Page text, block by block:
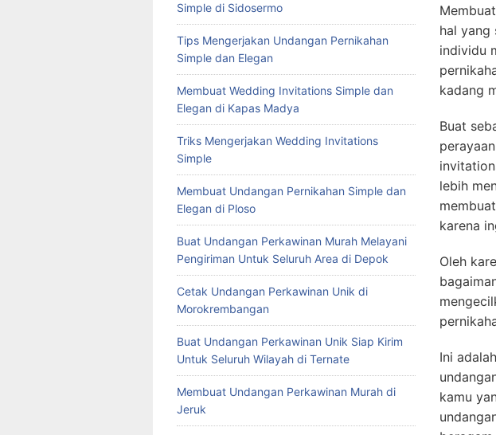
hal yang
individu
kadang
Buat
lebih
karena
Oleh
Ini
kamu
Simple di Sidosermo
Tips Mengerjakan Undangan Pernikahan
Simple dan Elegan
Membuat Wedding Invitations Simple dan
Elegan di Kapas Madya
Triks Mengerjakan Wedding Invitations
Simple
Membuat Undangan Pernikahan Simple dan
Elegan di Ploso
Buat Undangan Perkawinan Murah Melayani
Pengiriman Untuk Seluruh Area di Depok
Cetak Undangan Perkawinan Unik di
Morokrembangan
Buat Undangan Perkawinan Unik Siap Kirim
Untuk Seluruh Wilayah di Ternate
Membuat Undangan Perkawinan Murah di
Jeruk